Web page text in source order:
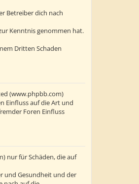
Betreiber dich nach
Kenntnis genommen hat.
Dritten Schaden
(www.phpbb.com)
Einfluss auf die Art und
Foren Einfluss
nur für Schäden, die auf
und Gesundheit und der